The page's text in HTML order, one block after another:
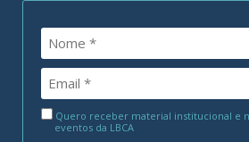
Quero receber material institucional e
eventos da LBCA